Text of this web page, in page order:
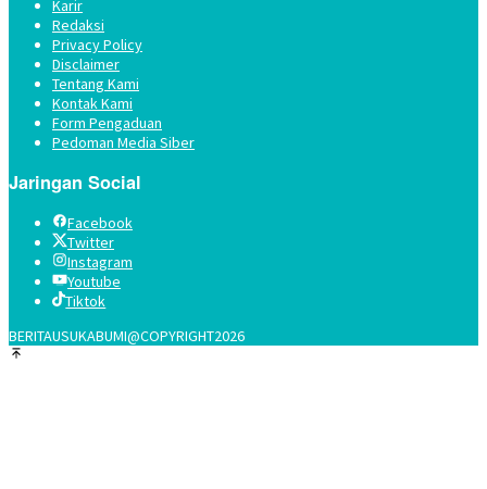
Karir
Redaksi
Privacy Policy
Disclaimer
Tentang Kami
Kontak Kami
Form Pengaduan
Pedoman Media Siber
Jaringan Social
Facebook
Twitter
Instagram
Youtube
Tiktok
BERITAUSUKABUMI@COPYRIGHT2026